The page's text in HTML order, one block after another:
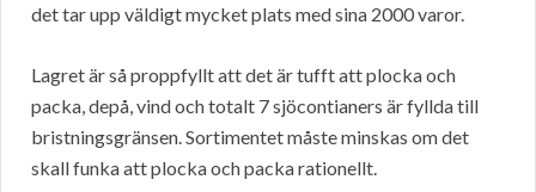
det tar upp väldigt mycket plats med sina 2000 varor.
Lagret är så proppfyllt att det är tufft att plocka och
packa, depå, vind och totalt 7 sjöcontianers är fyllda till
bristningsgränsen. Sortimentet måste minskas om det
skall funka att plocka och packa rationellt.